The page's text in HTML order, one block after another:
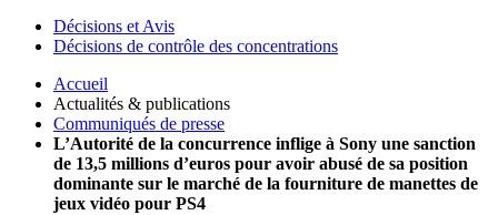
Décisions et Avis
Décisions de contrôle des concentrations
Accueil
Actualités & publications
Communiqués de presse
L’Autorité de la concurrence inflige à Sony une sanction
de 13,5 millions d’euros pour avoir abusé de sa position
dominante sur le marché de la fourniture de manettes de
jeux vidéo pour PS4